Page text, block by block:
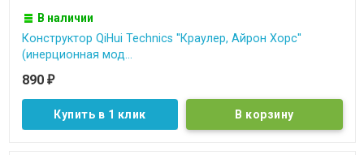
В наличии
Конструктор QiHui Technics ''Краулер, Айрон Хорс''
(инерционная мод...
890 ₽
Купить в 1 клик